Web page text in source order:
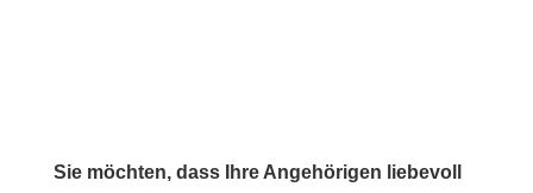
Sie möchten, dass Ihre Angehörigen liebevoll